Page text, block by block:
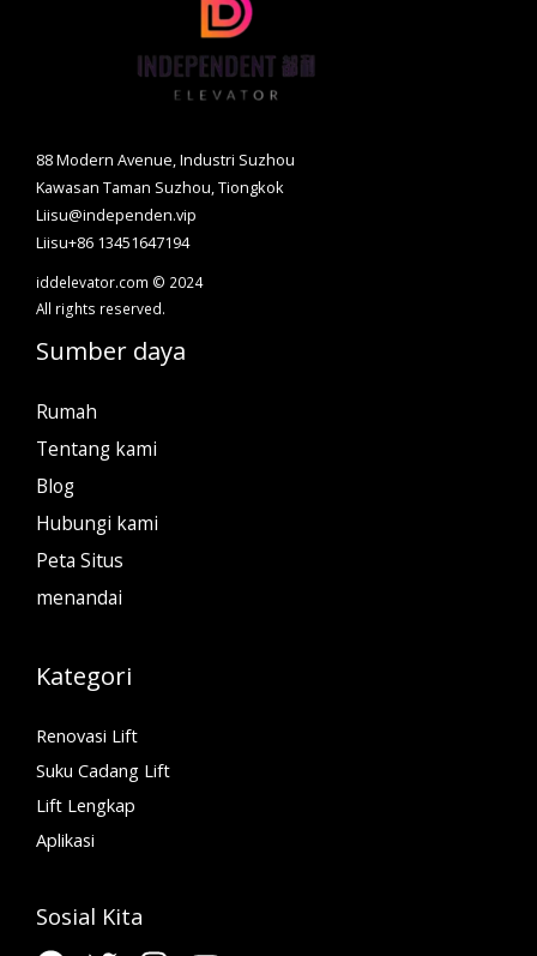
88 Modern Avenue, Industri Suzhou
Kawasan Taman Suzhou, Tiongkok
Liisu@independen.vip
Liisu+86 13451647194
iddelevator.com © 2024
All rights reserved.
Sumber daya
Rumah
Tentang kami
Blog
Hubungi kami
Peta Situs
menandai
Kategori
Renovasi Lift
Suku Cadang Lift
Lift Lengkap
Aplikasi
Sosial Kita